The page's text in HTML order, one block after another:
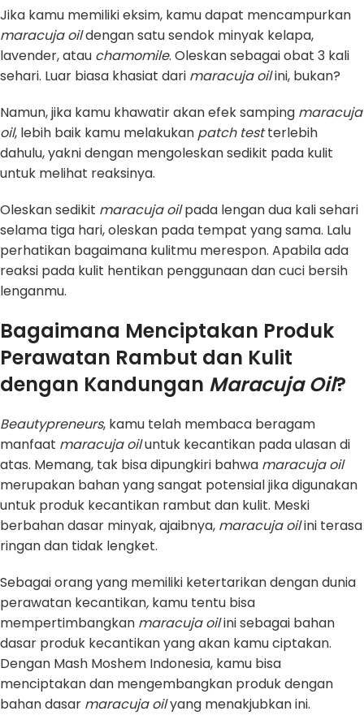
Jika kamu memiliki eksim, kamu dapat mencampurkan
maracuja oildengan satu sendok minyak kelapa,
lavender, atau chamomile. Oleskan sebagai obat 3 kali
sehari. Luar biasa khasiat dari maracuja oilini, bukan?
Namun, jika kamu khawatir akan efek samping maracuja
oil, lebih baik kamu melakukan patch testterlebih
dahulu, yakni dengan mengoleskan sedikit pada kulit
untuk melihat reaksinya.
Oleskan sedikit maracuja oilpada lengan dua kali sehari
selama tiga hari, oleskan pada tempat yang sama. Lalu
perhatikan bagaimana kulitmu merespon. Apabila ada
reaksi pada kulit hentikan penggunaan dan cuci bersih
lenganmu.
Bagaimana Menciptakan Produk
Perawatan Rambut dan Kulit
dengan Kandungan Maracuja Oil?
Beautypreneurs, kamu telah membaca beragam
manfaat maracuja oiluntuk kecantikan pada ulasandi
atas. Memang, tak bisa dipungkiri bahwa maracuja oil
merupakan bahan yang sangat potensial jika digunakan
untuk produk kecantikan rambut dan kulit. Meski
berbahan dasar minyak, ajaibnya, maracuja oilini terasa
ringan dan tidak lengket.
Sebagai orang yang memiliki ketertarikan dengan dunia
perawatan kecantikan, kamu tentu bisa
mempertimbangkan maracuja oilini sebagai bahan
dasar produk kecantikan yang akan kamu ciptakan.
Dengan Mash Moshem Indonesia, kamu bisa
menciptakan dan mengembangkan produk dengan
bahan dasar maracuja oilyang menakjubkan ini.